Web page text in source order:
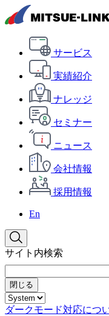
サービス
実績紹介
ナレッジ
セミナー
ニュース
会社情報
採用情報
En
サイト内検索
閉じる
ダークモード対応につ